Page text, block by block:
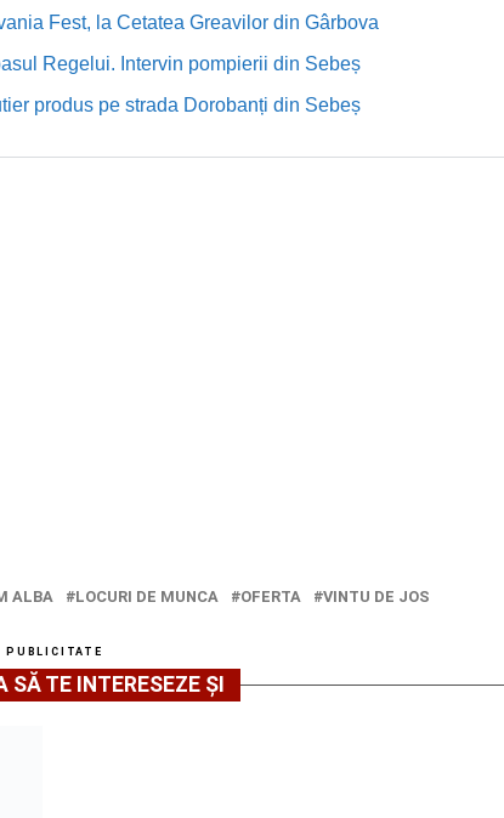
Fest, la Cetatea Greavilor din Gârbova
Regelui. Intervin pompierii din Sebeș
produs pe strada Dorobanți din Sebeș
ALBA LOCURI DE MUNCA OFERTA VINTU DE JOS
PUBLICITATE
SĂ TE INTERESEZE ȘI